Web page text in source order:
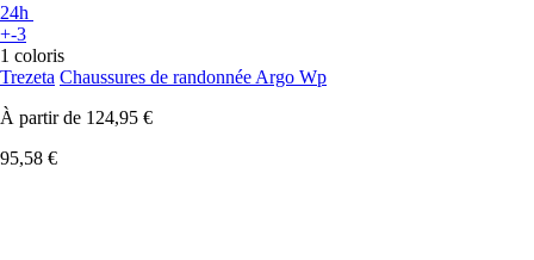
24h
+-3
1 coloris
Trezeta Chaussures de randonnée Argo Wp
À partir de 124,95 €
95,58 €